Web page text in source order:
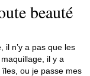
beauté
il n’y a pas que les
il y a
ou je passe mes